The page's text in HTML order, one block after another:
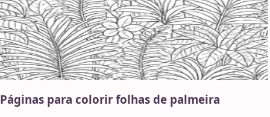
Páginas para colorir folhas de palmeira